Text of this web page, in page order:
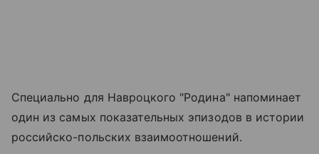
Специально для Навроцкого "Родина" напоминает
один из самых показательных эпизодов в истории
российско-польских взаимоотношений.